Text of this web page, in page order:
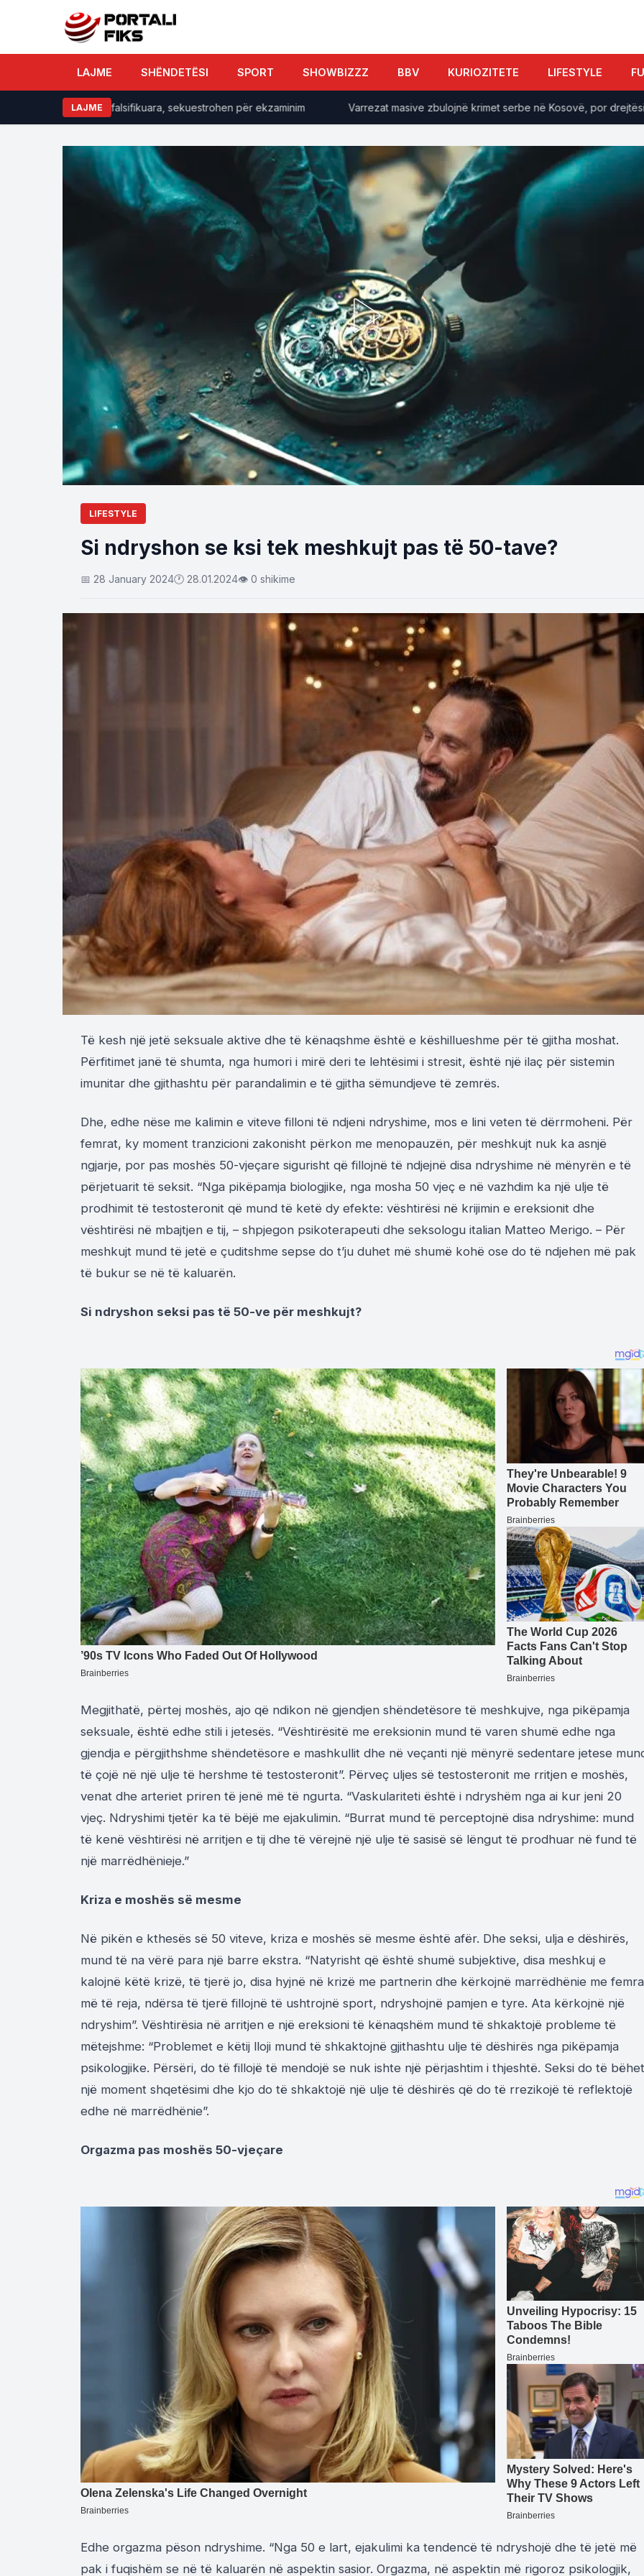
LAJME SHËNDETËSI SPORT SHOWBIZZZ BBV KURIOZITETE LIFESTYLE
LAJME
dyshuara si të falsifikuara, sekuestrohen për ekzaminim Varrezat masive zbulojnë krimet serbe në Kosovë, por drejtësia
LIFESTYLE
Si ndryshon se ksi tek meshkujt pas të 50-tave?
📅 28 January 2024🕐 28.01.2024👁 0 shikime
Të kesh një jetë seksuale aktive dhe të kënaqshme është e këshillueshme për të gjitha moshat.
Përfitimet janë të shumta, nga humori i mirë deri te lehtësimi i stresit, është një ilaç për sistemin
imunitar dhe gjithashtu për parandalimin e të gjitha sëmundjeve të zemrës.
Dhe, edhe nëse me kalimin e viteve filloni të ndjeni ndryshime, mos e lini veten të dërrmoheni. Për
femrat, ky moment tranzicioni zakonisht përkon me menopauzën, për meshkujt nuk ka asnjë
ngjarje, por pas moshës 50-vjeçare sigurisht që fillojnë të ndjejnë disa ndryshime në mënyrën e të
përjetuarit të seksit. “Nga pikëpamja biologjike, nga mosha 50 vjeç e në vazhdim ka një ulje të
prodhimit të testosteronit që mund të ketë dy efekte: vështirësi në krijimin e ereksionit dhe
vështirësi në mbajtjen e tij, – shpjegon psikoterapeuti dhe seksologu italian Matteo Merigo. – Për
meshkujt mund të jetë e çuditshme sepse do t’ju duhet më shumë kohë ose do të ndjehen më pak
të bukur se në të kaluarën.
Si ndryshon seksi pas të 50-ve për meshkujt?
Megjithatë, përtej moshës, ajo që ndikon në gjendjen shëndetësore të meshkujve, nga pikëpamja
seksuale, është edhe stili i jetesës. “Vështirësitë me ereksionin mund të varen shumë edhe nga
gjendja e përgjithshme shëndetësore e mashkullit dhe në veçanti një mënyrë sedentare jetese
të çojë në një ulje të hershme të testosteronit”. Përveç uljes së testosteronit me rritjen e moshës,
venat dhe arteriet priren të jenë më të ngurta. “Vaskulariteti është i ndryshëm nga ai kur jeni 20
vjeç. Ndryshimi tjetër ka të bëjë me ejakulimin. “Burrat mund të perceptojnë disa ndryshime: mund
të kenë vështirësi në arritjen e tij dhe të vërejnë një ulje të sasisë së lëngut të prodhuar në fund të
një marrëdhënieje.”
Kriza e moshës së mesme
Në pikën e kthesës së 50 viteve, kriza e moshës së mesme është afër. Dhe seksi, ulja e dëshirës,
mund të na vërë para një barre ekstra. “Natyrisht që është shumë subjektive, disa meshkuj e
kalojnë këtë krizë, të tjerë jo, disa hyjnë në krizë me partnerin dhe kërkojnë marrëdhënie me femra
më të reja, ndërsa të tjerë fillojnë të ushtrojnë sport, ndryshojnë pamjen e tyre. Ata kërkojnë një
ndryshim”. Vështirësia në arritjen e një ereksioni të kënaqshëm mund të shkaktojë probleme të
mëtejshme: “Problemet e këtij lloji mund të shkaktojnë gjithashtu ulje të dëshirës nga pikëpamja
psikologjike. Përsëri, do të fillojë të mendojë se nuk ishte një përjashtim i thjeshtë. Seksi do të bëhet
një moment shqetësimi dhe kjo do të shkaktojë një ulje të dëshirës që do të rrezikojë të reflektojë
edhe në marrëdhënie”.
Orgazma pas moshës 50-vjeçare
Edhe orgazma pëson ndryshime. “Nga 50 e lart, ejakulimi ka tendencë të ndryshojë dhe të jetë më
pak i fuqishëm se në të kaluarën në aspektin sasior. Orgazma, në aspektin më rigoroz psikologjik,